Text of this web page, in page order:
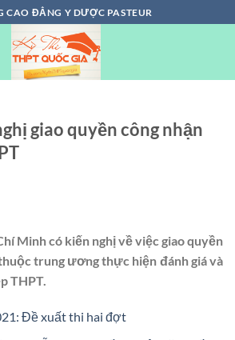
CAO ĐẲNG Y DƯỢC PASTEUR
giao quyền công nhận
Minh có kiến nghị về việc giao quyền
trung ương thực hiện đánh giá và
THPT.
Đề xuất thi hai đợt